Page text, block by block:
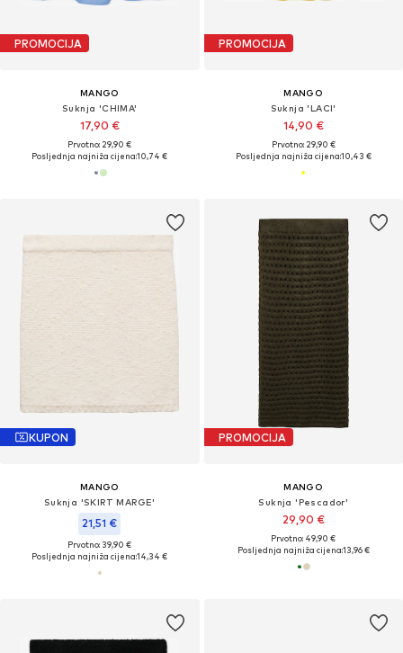
PROMOCIJA
MANGO
Suknja 'CHIMA'
17,90 €
Prvotno: 29,90 €
Posljednja najniža cijena:10,74 €
PROMOCIJA
MANGO
Suknja 'LACI'
14,90 €
Prvotno: 29,90 €
Posljednja najniža cijena:10,43 €
KUPON
MANGO
Suknja 'SKIRT MARGE'
21,51 €
Prvotno: 39,90 €
Posljednja najniža cijena:14,34 €
PROMOCIJA
MANGO
Suknja 'Pescador'
29,90 €
Prvotno: 49,90 €
Posljednja najniža cijena:13,96 €